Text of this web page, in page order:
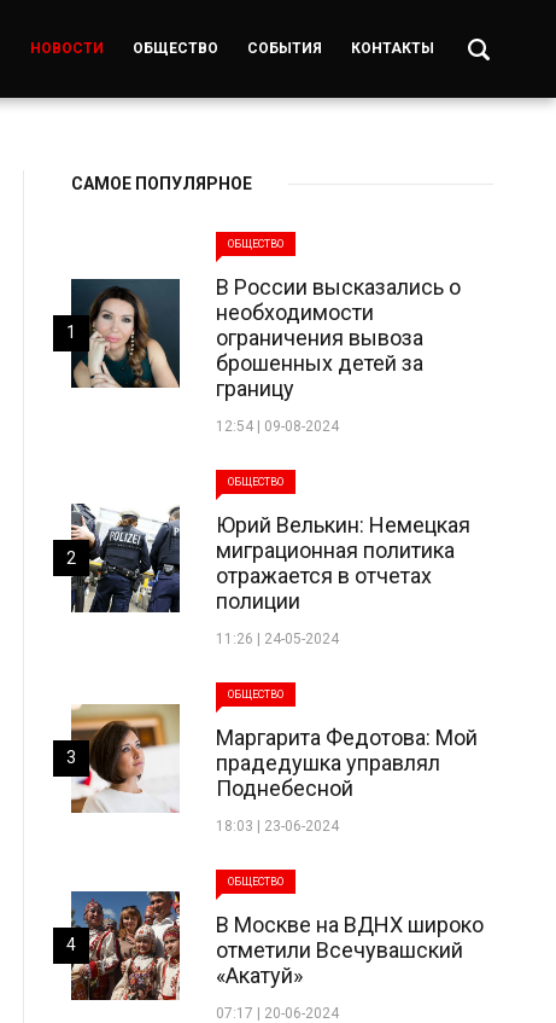
НОВОСТИ ОБЩЕСТВО СОБЫТИЯ КОНТАКТЫ
САМОЕ ПОПУЛЯРНОЕ
ОБЩЕСТВО
В России высказались о
необходимости
ограничения вывоза
брошенных детей за
границу
12:54 | 09-08-2024
1
ОБЩЕСТВО
Юрий Велькин: Немецкая
миграционная политика
отражается в отчетах
полиции
11:26 | 24-05-2024
2
ОБЩЕСТВО
Маргарита Федотова: Мой
прадедушка управлял
Поднебесной
18:03 | 23-06-2024
3
ОБЩЕСТВО
В Москве на ВДНХ широко
отметили Всечувашский
«Акатуй»
07:17 | 20-06-2024
4